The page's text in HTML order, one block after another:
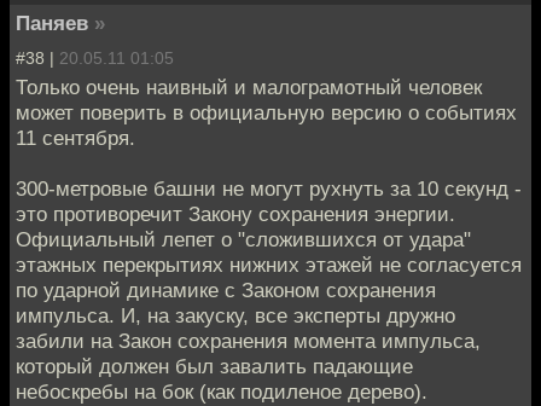
Паняев »
#38 | 20.05.11 01:05
Только очень наивный и малограмотный человек
может поверить в официальную версию о событиях
11 сентября.
300-метровые башни не могут рухнуть за 10 секунд -
это противоречит Закону сохранения энергии.
Официальный лепет о "сложившихся от удара"
этажных перекрытиях нижних этажей не согласуется
по ударной динамике с Законом сохранения
импульса. И, на закуску, все эксперты дружно
забили на Закон сохранения момента импульса,
который должен был завалить падающие
небоскребы на бок (как подиленое дерево).